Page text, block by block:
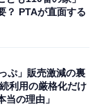
？ PTAが直面する
ぷ」販売激減の裏
利用の厳格化だけ
当の理由」